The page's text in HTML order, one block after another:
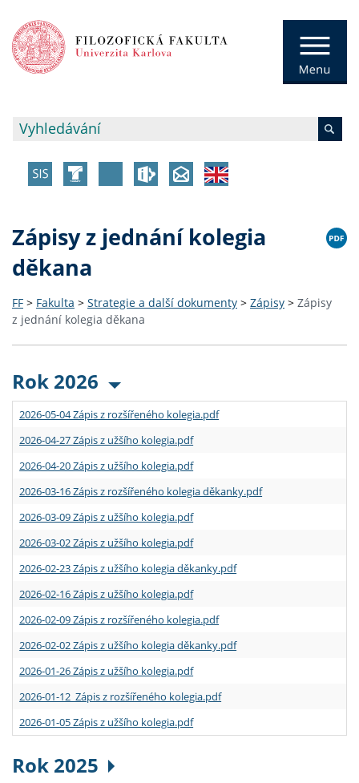
Zápisy z jednání kolegia
děkana
FF > Fakulta > Strategie a další dokumenty > Zápisy > Zápisy
z jednání kolegia děkana
Rok 2026
2026-05-04 Zápis z rozšířeného kolegia.pdf
2026-04-27 Zápis z užšího kolegia.pdf
2026-04-20 Zápis z užšího kolegia.pdf
2026-03-16 Zápis z rozšířeného kolegia děkanky.pdf
2026-03-09 Zápis z užšího kolegia.pdf
2026-03-02 Zápis z užšího kolegia.pdf
2026-02-23 Zápis z užšího kolegia děkanky.pdf
2026-02-16 Zápis z užšího kolegia.pdf
2026-02-09 Zápis z rozšířeného kolegia.pdf
2026-02-02 Zápis z užšího kolegia děkanky.pdf
2026-01-26 Zápis z užšího kolegia.pdf
2026-01-12 Zápis z rozšířeného kolegia.pdf
2026-01-05 Zápis z užšího kolegia.pdf
Rok 2025